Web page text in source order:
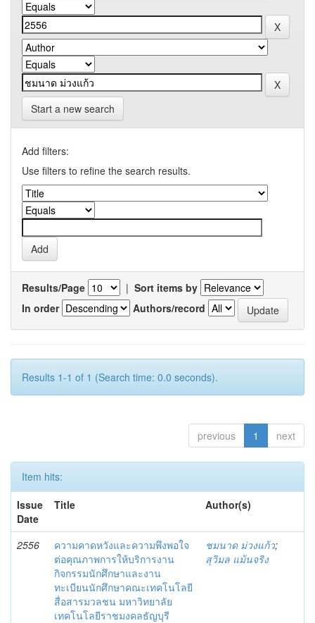
Start a new search
Add filters:
Use filters to refine the search results.
Results/Page | Sort items by
In order
Authors/record
Results 1-1 of 1 (Search time: 0.0 seconds).
previous 1 next
Item hits:
Issue
Date
Title Author(s)
2556
ความคาดหวังและความพึงพอใจ
ต่อคุณภาพการให้บริการงาน
กิจกรรมนักศึกษาและงาน
ทะเบียนนักศึกษาคณะเทคโนโลยี
สื่อสารมวลชน มหาวิทยาลัย
เทคโนโลยีราชมงคลธัญบุรี
ชมนาด ม่วงแก้ว;
สุวิมล แม้นจริง